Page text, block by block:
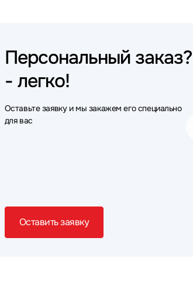
Персональный заказ?
- легко!
Оставьте заявку и мы закажем его специально
для вас
Оставить заявку